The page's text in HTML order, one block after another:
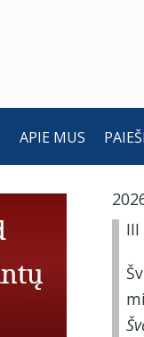
APIE MUS
III